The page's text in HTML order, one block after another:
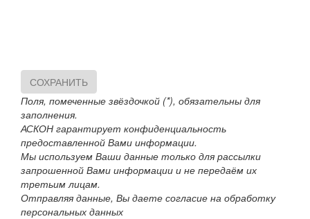
СОХРАНИТЬ
Поля, помеченные звёздочкой (*), обязательны для
заполнения.
АСКОН гарантирует конфиденциальность
предоставленной Вами информации.
Мы используем Ваши данные только для рассылки
запрошенной Вами информации и не передаём их
третьим лицам.
Отправляя данные, Вы даете согласие на обработку
персональных данных